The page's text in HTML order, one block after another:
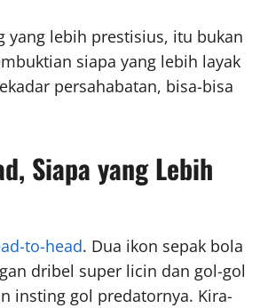
yang lebih prestisius, itu bukan
siapa yang lebih layak
persahabatan, bisa-bisa
, Siapa yang Lebih
to-head. Dua ikon sepak bola
dribel super licin dan gol-gol
insting gol predatornya. Kira-